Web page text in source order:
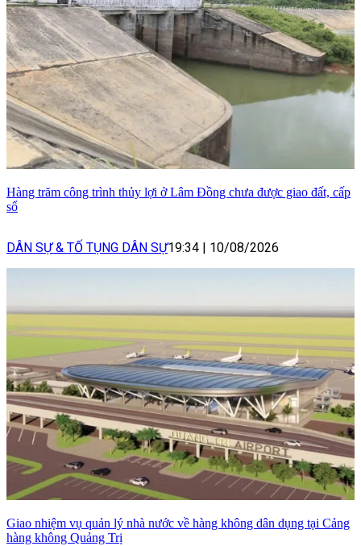
Hàng trăm công trình thủy lợi ở Lâm Đồng chưa được giao đất, cấp
sổ
DÂN SỰ & TỐ TỤNG DÂN SỰ19:34 10/08/2026
Giao nhiệm vụ quản lý nhà nước về hàng không dân dụng tại Cảng
hàng không Quảng Trị